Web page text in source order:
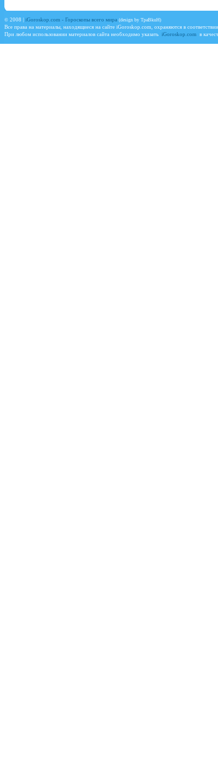
© 2008 | iGoroskop.com - Гороскопы всего мира (design by TpaBkuH)
Все права на материалы, находящиеся на сайте iGoroskop.com , охраняются в
При любом использовании материалов сайта необходимо указать iGoroskop.com в